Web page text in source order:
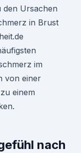
den Ursachen
in Brust
im
von einer
einem
nach